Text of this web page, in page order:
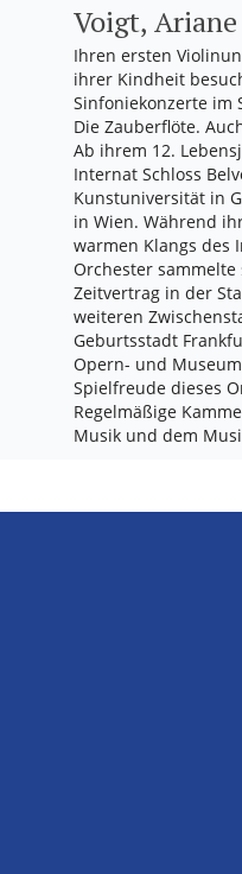
Voigt, Ariane
Ihren ersten
ihrer Kindheit
Sinfoniekonzerte im
Die Zauberflöte.
Ab ihrem 12.
Internat Schloss
Kunstuniversität in
in Wien. Während
warmen Klangs des
Orchester
Zeitvertrag in der
weiteren
Geburtsstadt
Opern- und
Spielfreude dieses
Regelmäßige
Musik und dem